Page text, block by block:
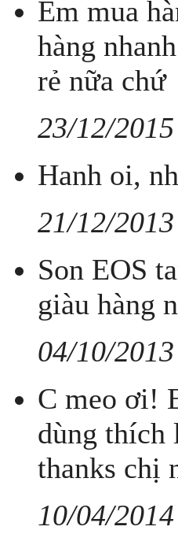
Em mua
hàng
rẻ nữa chứ
23/12/
Hanh oi,
21/12/
Son EOS
giàu hàng
04/10/
C meo ơi!
dùng thích
thanks chị
10/04/